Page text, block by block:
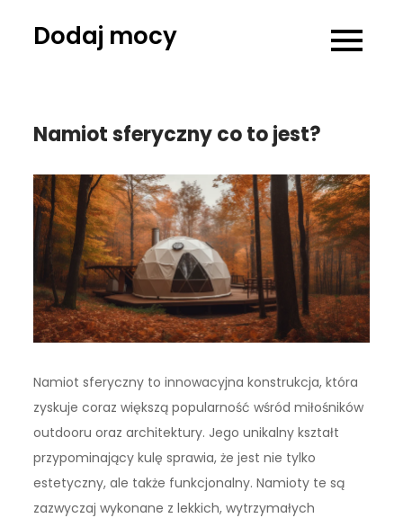
Dodaj mocy
Namiot sferyczny co to jest?
Namiot sferyczny to innowacyjna konstrukcja, która
zyskuje coraz większą popularność wśród miłośników
outdooru oraz architektury. Jego unikalny kształt
przypominający kulę sprawia, że jest nie tylko
estetyczny, ale także funkcjonalny. Namioty te są
zazwyczaj wykonane z lekkich, wytrzymałych